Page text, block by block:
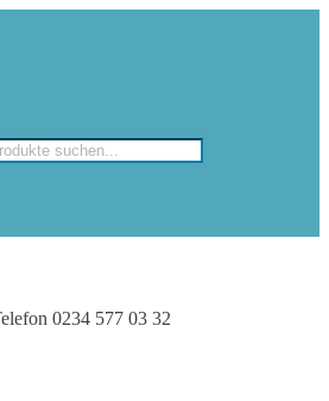
0234 577 03 32